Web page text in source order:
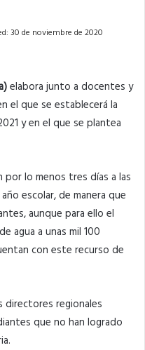
30 de noviembre de 2020
elabora junto a docentes y
el que se establecerá la
y en el que se plantea
por lo menos tres días a las
escolar, de manera que
aunque para ello el
agua a unas mil 100
con este recurso de
directores regionales
que no han logrado